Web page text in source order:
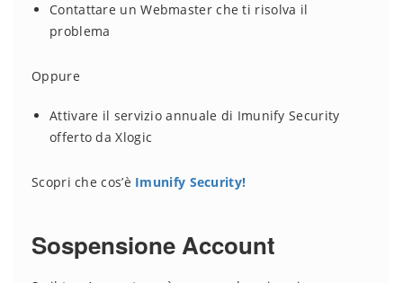
Contattare un Webmaster che ti risolva il
problema
Oppure
Attivare il servizio annuale di Imunify Security
offerto da Xlogic
Scopri che cos’è Imunify Security!
Sospensione Account